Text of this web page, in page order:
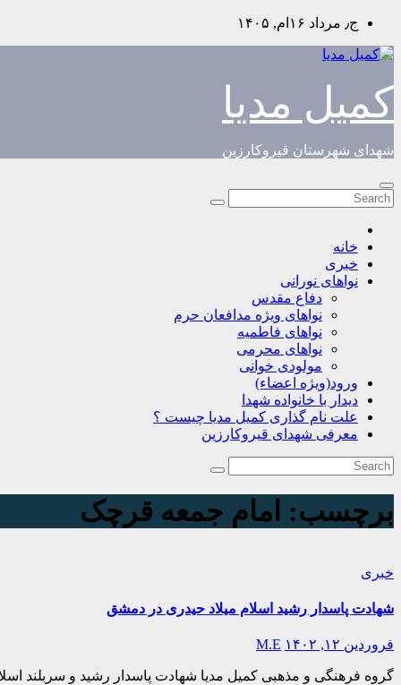
Skip
content
ج٫ مرداد ۱۶ام, ۱۴۰۵
کمیل مدیا
شهدای شهرستان قیروکارزین
خانه
خبری
نواهای نورانی
دفاع مقدس
نواهای ویژه مدافعان حرم
نواهای فاطمیه
نواهای محرمی
مولودی خوانی
ورود(ویژه اعضاء)
دیدار با خانواده شهدا
علت نام گذاری کمیل مدیا چیست ؟
معرفی شهدای قیروکارزین
برچسب: امام جمعه قرچک
خبری
شهادت پاسدار رشید اسلام میلاد حیدری در دمشق
فروردین ۱۲, ۱۴۰۲ M.E
گروه فرهنگی و مذهبی کمیل مدیا شهادت پاسدار رشید و سربلند